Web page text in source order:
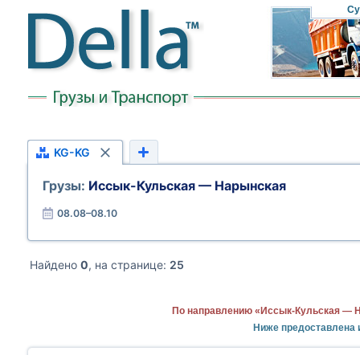
KG-KG
Грузы: Иссык-Кульская — Нарынская
08.08–08.10
Найдено 0, на странице: 25
По направлению «Иссык-Кульская —
Ниже